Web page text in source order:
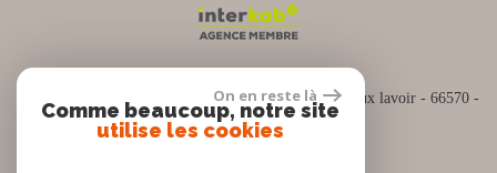
Espace commercial Cap Sud Rue du vieux lavoir - 66570 -
SAINT NAZAIRE
contact@pro-immo66.fr
On en reste là
Comme beaucoup, notre site
utilise les cookies